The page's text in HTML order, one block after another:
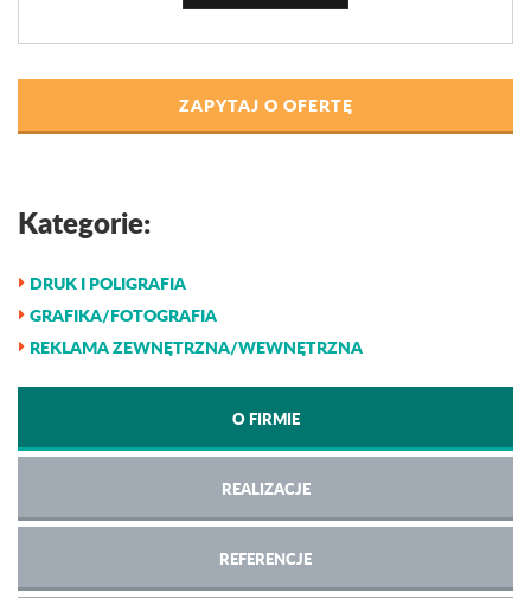
ZAPYTAJ O OFERTĘ
Kategorie:
DRUK I POLIGRAFIA
GRAFIKA/FOTOGRAFIA
REKLAMA ZEWNĘTRZNA/WEWNĘTRZNA
O FIRMIE
REALIZACJE
REFERENCJE